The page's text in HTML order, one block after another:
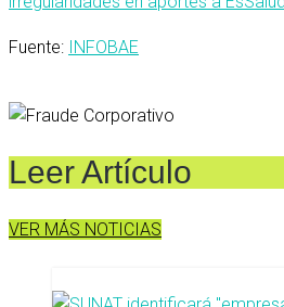
Fuente: INFOBAE
Leer Artículo
VER MÁS NOTICIAS